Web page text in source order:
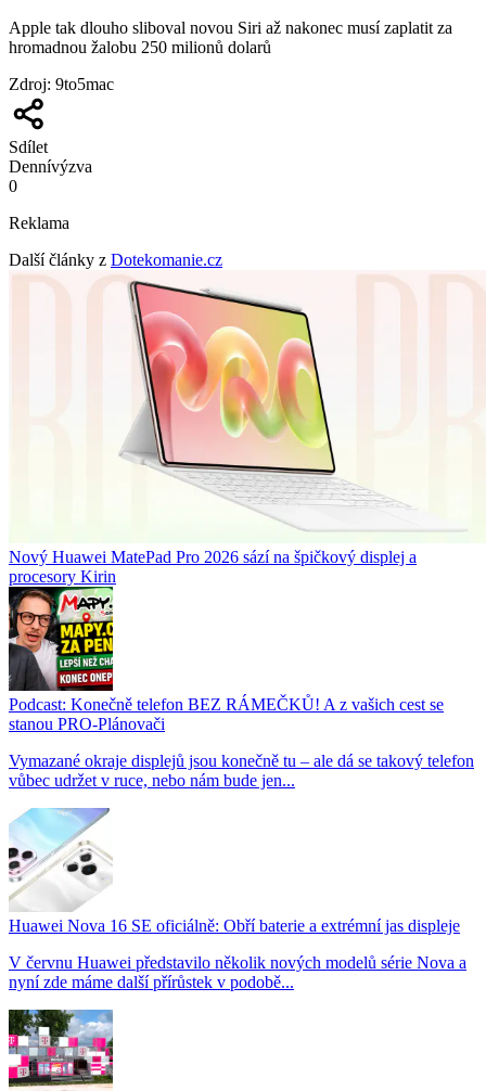
Apple tak dlouho sliboval novou Siri až nakonec musí zaplatit za
hromadnou žalobu 250 milionů dolarů
Zdroj: 9to5mac
Sdílet
Dennívýzva
0
Reklama
Další články z Dotekomanie.cz
Nový Huawei MatePad Pro 2026 sází na špičkový displej a
procesory Kirin
Podcast: Konečně telefon BEZ RÁMEČKŮ! A z vašich cest se
stanou PRO-Plánovači
Vymazané okraje displejů jsou konečně tu – ale dá se takový telefon
vůbec udržet v ruce, nebo nám bude jen...
Huawei Nova 16 SE oficiálně: Obří baterie a extrémní jas displeje
V červnu Huawei představilo několik nových modelů série Nova a
nyní zde máme další přírůstek v podobě...